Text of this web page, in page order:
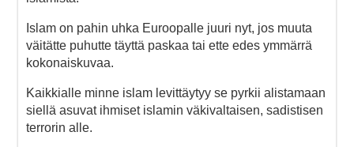
Islam on pahin uhka Euroopalle juuri nyt, jos muuta
väitätte puhutte täyttä paskaa tai ette edes ymmärrä
kokonaiskuvaa.
Kaikkialle minne islam levittäytyy se pyrkii alistamaan
siellä asuvat ihmiset islamin väkivaltaisen, sadistisen
terrorin alle.